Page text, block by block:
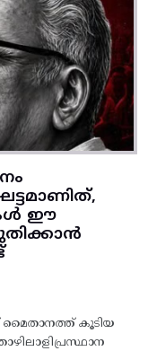
ഈ
മൈതാനത്ത്‌ കൂടിയ